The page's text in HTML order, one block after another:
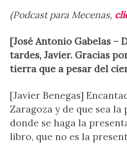
(Podcast para Mecenas,
[José Antonio Gabelas –
tardes, Javier. Gracias
tierra que a pesar del
[Javier Benegas]
Zaragoza y de que sea
donde se haga la
libro, que no es la